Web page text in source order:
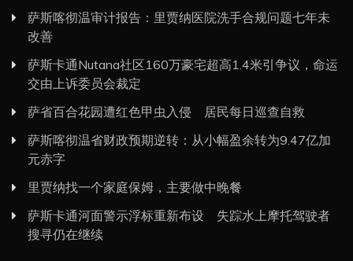
萨斯喀彻温审计报告：里贾纳医院洗手合规问题七年未
改善
萨斯卡通Nutana社区160万豪宅超高1.4米引争议，命运
交由上诉委员会裁定
萨省百合花园遭红色甲虫入侵 居民每日巡查自救
萨斯喀彻温省财政预期逆转：从小幅盈余转为9.47亿加
元赤字
里贾纳找一个家庭保姆，主要做中晚餐
萨斯卡通河面警示浮标重新布设 失踪水上摩托驾驶者
搜寻仍在继续